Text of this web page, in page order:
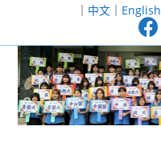
至
｜ 中文｜ English